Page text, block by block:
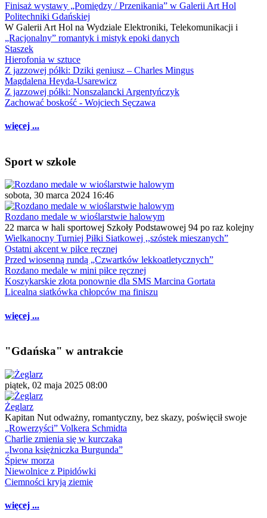
Finisaż wystawy „Pomiędzy / Przenikania” w Galerii Art Hol
Politechniki Gdańskiej
W Galerii Art Hol na Wydziale Elektroniki, Telekomunikacji i
„Racjonalny” romantyk i mistyk epoki danych
Staszek
Hierofonia w sztuce
Z jazzowej półki: Dziki geniusz – Charles Mingus
Magdalena Heyda-Usarewicz
Z jazzowej półki: Nonszalancki Argentyńczyk
Zachować boskość - Wojciech Sęczawa
więcej ...
Sport w szkole
sobota, 30 marca 2024 16:46
Rozdano medale w wioślarstwie halowym
22 marca w hali sportowej Szkoły Podstawowej 94 po raz kolejny
Wielkanocny Turniej Piłki Siatkowej ,,szóstek mieszanych”
Ostatni akcent w piłce ręcznej
Przed wiosenną rundą „Czwartków lekkoatletycznych”
Rozdano medale w mini piłce ręcznej
Koszykarskie złota ponownie dla SMS Marcina Gortata
Licealna siatkówka chłopców ma finiszu
więcej ...
"Gdańska" w antrakcie
piątek, 02 maja 2025 08:00
Żeglarz
Kapitan Nut odważny, romantyczny, bez skazy, poświęcił swoje
„Rowerzyści” Volkera Schmidta
Charlie zmienia się w kurczaka
„Iwona księżniczka Burgunda”
Śpiew morza
Niewolnice z Pipidówki
Ciemności kryją ziemię
więcej ...